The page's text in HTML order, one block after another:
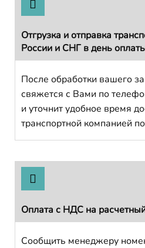
Отгрузка и отправка
России и СНГ в день
После обработки вашего
свяжется с Вами по
и уточнит удобное время
транспортной компанией
Оплата с НДС на
Сообщить менеджеру